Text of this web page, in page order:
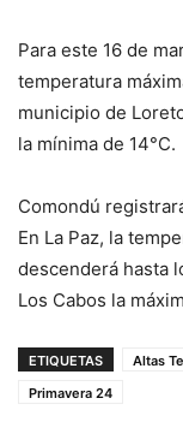
Para este 16 de
temperatura
municipio de
la mínima de 14°C.
Comondú
En La Paz, la
descenderá hasta
Los Cabos la
ETIQUETAS Altas
Primavera 24